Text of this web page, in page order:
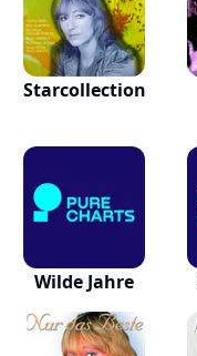
Starcollection
Wilde Jahre